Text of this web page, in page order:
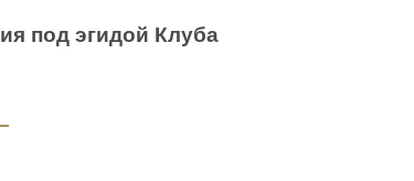
под эгидой Клуба